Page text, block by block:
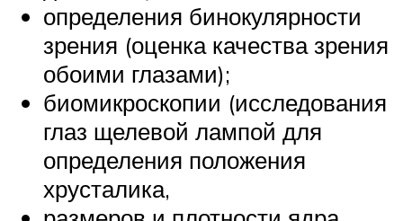
определения бинокулярности
зрения (оценка качества зрения
обоими глазами);
биомикроскопии (исследования
глаз щелевой лампой для
определения положения
хрусталика,